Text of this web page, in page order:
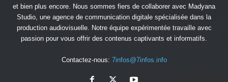
et bien plus encore. Nous sommes fiers de collaborer avec Madyana
Studio , une agence de communication digitale spécialisée dans la
production audiovisuelle. Notre équipe expérimentée travaille avec
passion pour vous offrir des contenus captivants et informatifs.
Contactez-nous: 7infos@7infos.info